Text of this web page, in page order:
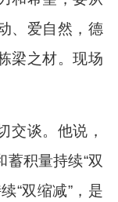
、爱自然，德
梁之材。现场
交谈。他说，
积量持续“双
“双缩减”，是